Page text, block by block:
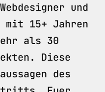
und
mit 15+ Jahren
als 30
Diese
des